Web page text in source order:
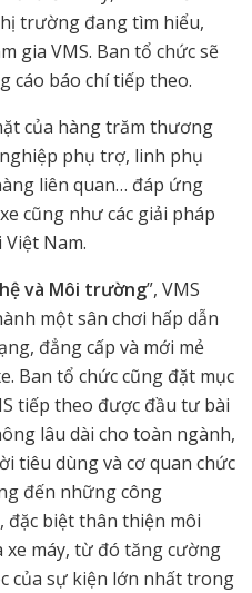
trường đang tìm hiểu,
gia VMS. Ban tổ chức sẽ
cáo báo chí tiếp theo.
của hàng trăm thương
phụ trợ, linh phụ
liên quan… đáp ứng
cũng như các giải pháp
Nam.
và Môi trường”, VMS
một sân chơi hấp dẫn
đẳng cấp và mới mẻ
Ban tổ chức cũng đặt mục
tiếp theo được đầu tư bài
lâu dài cho toàn ngành,
tiêu dùng và cơ quan chức
đến những công
biệt thân thiện môi
máy, từ đó tăng cường
của sự kiện lớn nhất trong